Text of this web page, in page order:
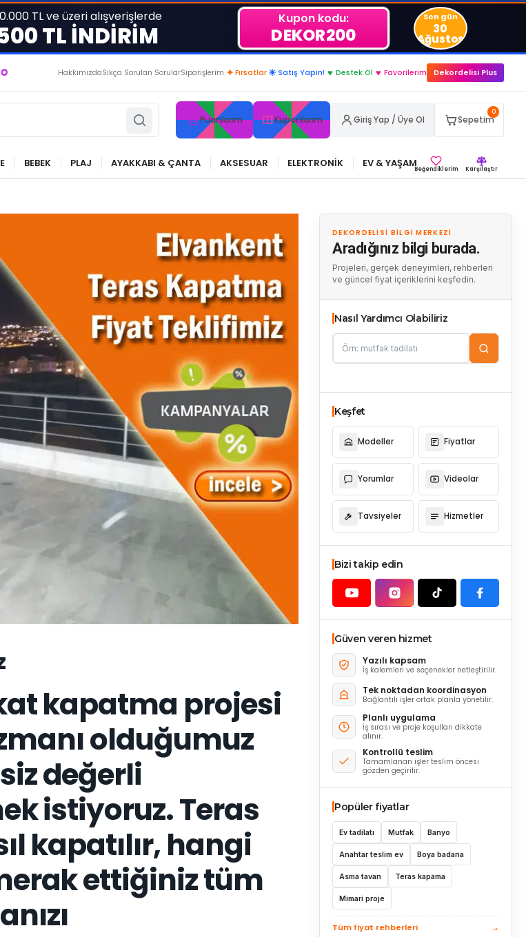
TL ve üzeri alışverişlerde
TL İNDİRİM
Kupon kodu:
DEKOR200
Son gün
30
Ağustos
● BİZİMLE DAİMA KÂRDASINIZ...
HakkımızdaSıkça Sorulan SorularSiparişlerim ✦ Fırsatlar ☀ Satış Yapın! ♥ Destek Ol ♥ Favorilerim Dekordelisi Plus
Puanlarım Kuponlarım Giriş Yap / Üye Ol
0
Sepetim
BEBEK PLAJ AYAKKABI & ÇANTA AKSESUAR ELEKTRONİK EV & YAŞAMBeğendiklerim Karşılaştır
DEKORDELISI BILGI MERKEZI
Aradığınız bilgi burada.
Projeleri, gerçek deneyimleri, rehberleri
ve güncel fiyat içeriklerini keşfedin.
Nasıl Yardımcı Olabiliriz
Keşfet
Modeller Fiyatlar
Yorumlar Videolar
Tavsiyeler Hizmetler
Bizi takip edin
Güven veren hizmet
Yazılı kapsam
İş kalemleri ve seçenekler netleştirilir.
Tek noktadan koordinasyon
Bağlantılı işler ortak planla yönetilir.
Planlı uygulama
İş sırası ve proje koşulları dikkate
alınır.
Kontrollü teslim
Tamamlanan işler teslim öncesi
gözden geçirilir.
Popüler fiyatlar
Ev tadilatı Mutfak Banyo
Anahtar teslim ev Boya badana
Asma tavan Teras kapama
Mimari proje
Tüm fiyat rehberleri →
kapatma projesi
olduğumuz
değerli
istiyoruz. Teras
kapatılır, hangi
ettiğiniz tüm